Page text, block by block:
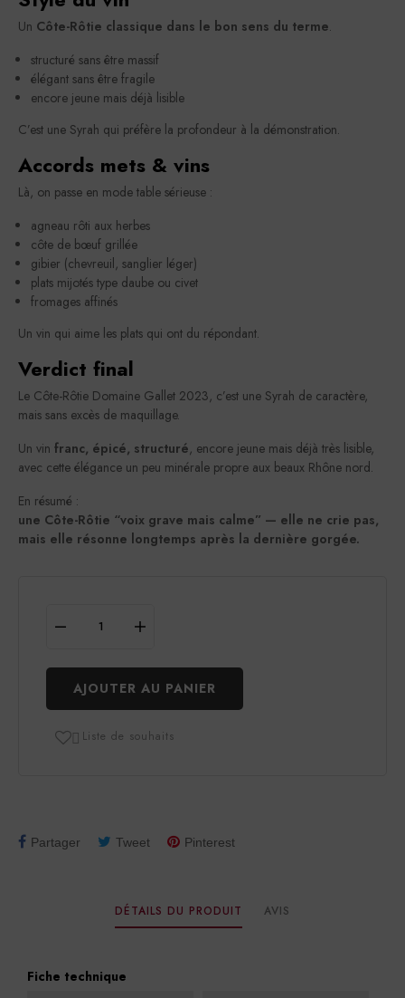
Un Côte-Rôtie classique dans le bon sens du terme.
structuré sans être massif
élégant sans être fragile
encore jeune mais déjà lisible
C’est une Syrah qui préfère la profondeur à la démonstration.
Accords mets & vins
Là, on passe en mode table sérieuse :
agneau rôti aux herbes
côte de bœuf grillée
gibier (chevreuil, sanglier léger)
plats mijotés type daube ou civet
fromages affinés
Un vin qui aime les plats qui ont du répondant.
Verdict final
Le Côte-Rôtie Domaine Gallet 2023, c’est une Syrah de caractère,
mais sans excès de maquillage.
Un vin franc, épicé, structuré, encore jeune mais déjà très lisible,
avec cette élégance un peu minérale propre aux beaux Rhône nord.
En résumé :
une Côte-Rôtie “voix grave mais calme” — elle ne crie pas,
mais elle résonne longtemps après la dernière gorgée.
AJOUTER AU PANIER
 Liste de souhaits
Partager Tweet Pinterest
DÉTAILS DU PRODUIT AVIS
Fiche technique